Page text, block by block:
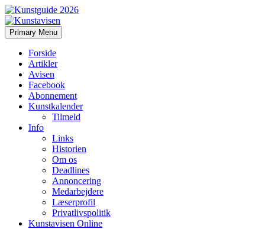
Kunstavisen
Search
Primary Menu Skip
to
Forside
Artikler
Avisen
Facebook
Abonnement
Kunstkalender
Tilmeld
Info
Links
Historien
Om os
Deadlines
Annoncering
Medarbejdere
Læserprofil
Privatlivspolitik
Kunstavisen Online